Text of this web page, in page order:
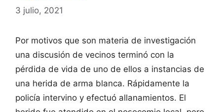
3 julio, 2021
Por motivos que son materia de investigación
una discusión de vecinos terminó con la
pérdida de vida de uno de ellos a instancias de
una herida de arma blanca. Rápidamente la
policía intervino y efectuó allanamientos. El